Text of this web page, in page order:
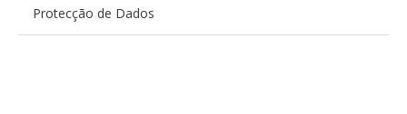
Protecção de Dados